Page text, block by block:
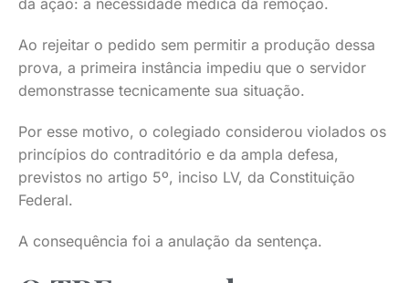
da ação: a necessidade médica da remoção.
Ao rejeitar o pedido sem permitir a produção dessa
prova, a primeira instância impediu que o servidor
demonstrasse tecnicamente sua situação.
Por esse motivo, o colegiado considerou violados os
princípios do contraditório e da ampla defesa,
previstos no artigo 5º, inciso LV, da Constituição
Federal.
A consequência foi a anulação da sentença.